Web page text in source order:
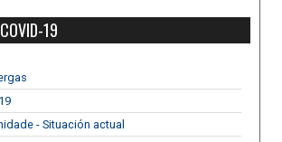
19
- Situación actual